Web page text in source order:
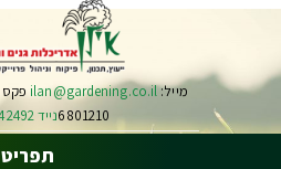
מייל:ilan@gardening.co.il
6801210נייד 050-2242492
תפריט